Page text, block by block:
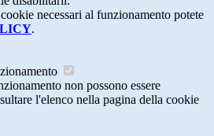
necessari al funzionamento potete
.
non possono essere
l'elenco nella pagina della cookie